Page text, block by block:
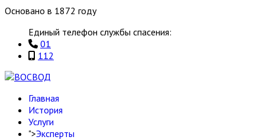
Основано в 1872 году
Единый телефон службы спасения:
01
112
Главная
История
Услуги
">Эксперты